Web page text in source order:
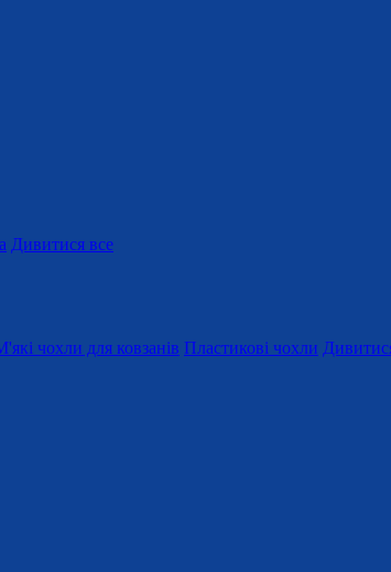
Дивитися все
чохли для ковзанів Пластикові чохли